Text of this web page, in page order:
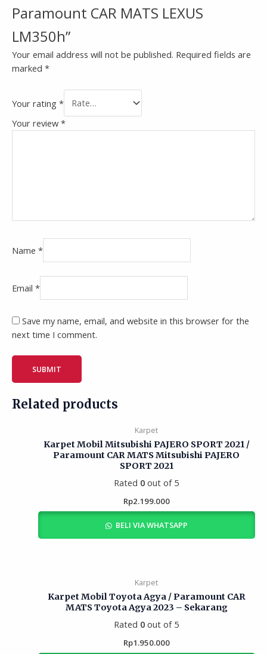
Paramount CAR MATS LEXUS
LM350h”
Your email address will not be published. Required fields are
marked *
Your rating *
Your review *
Name *
Email *
Save my name, email, and website in this browser for the
next time I comment.
Related products
Karpet
Karpet Mobil Mitsubishi PAJERO SPORT 2021 /
Paramount CAR MATS Mitsubishi PAJERO
SPORT 2021
Rated 0 out of 5
Rp2.199.000
BELI VIA WHATSAPP
Karpet
Karpet Mobil Toyota Agya / Paramount CAR
MATS Toyota Agya 2023 – Sekarang
Rated 0 out of 5
Rp1.950.000